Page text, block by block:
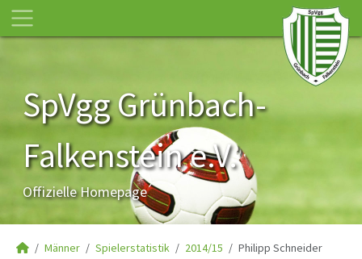
SpVgg Grünbach-
Falkenstein e.V.
Offizielle Homepage
Männer Spielerstatistik 2014/15 Philipp Schneider